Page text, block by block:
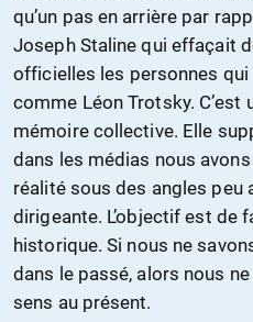
qu’un pas en arrière par
Joseph Staline qui effaçait
officielles les personnes qui
comme Léon Trotsky.
mémoire collective. Elle
dans les médias nous
réalité sous des angles peu
dirigeante. L’objectif est de
historique. Si nous ne
dans le passé, alors nous
sens au présent.